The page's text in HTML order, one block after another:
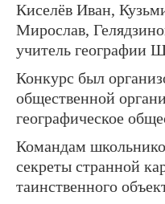
Киселёв Иван,
Мирослав,
учитель географии
Конкурс был
общественной
географическое
Командам
секреты странной
таинственного